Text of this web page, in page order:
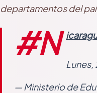
departamentos del
#N
— Ministerio de